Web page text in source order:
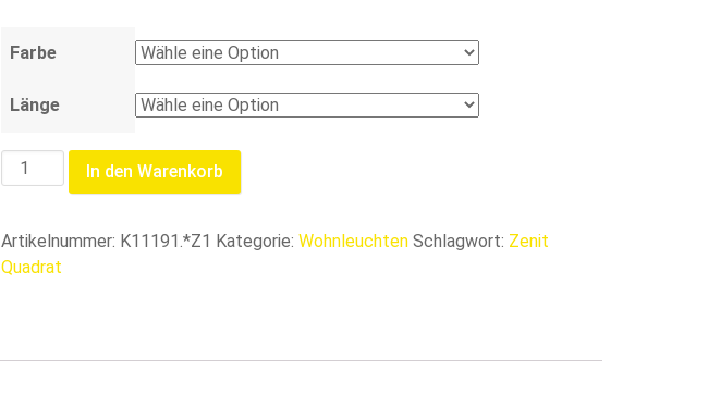
Farbe
Länge
ZENIT
DECKENLEUCHTE
Menge
In den Warenkorb
Artikelnummer: K11191.*Z1 Kategorie: Wohnleuchten Schlagwort: Zenit
Quadrat